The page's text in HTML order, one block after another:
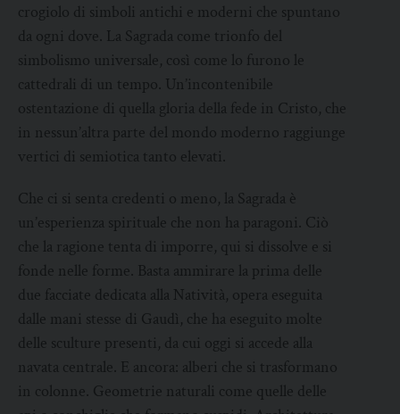
crogiolo di simboli antichi e moderni che spuntano
da ogni dove. La Sagrada come trionfo del
simbolismo universale, così come lo furono le
cattedrali di un tempo. Un’incontenibile
ostentazione di quella gloria della fede in Cristo, che
in nessun’altra parte del mondo moderno raggiunge
vertici di semiotica tanto elevati.
Che ci si senta credenti o meno, la Sagrada è
un’esperienza spirituale che non ha paragoni. Ciò
che la ragione tenta di imporre, qui si dissolve e si
fonde nelle forme. Basta ammirare la prima delle
due facciate dedicata alla Natività, opera eseguita
dalle mani stesse di Gaudì, che ha eseguito molte
delle sculture presenti, da cui oggi si accede alla
navata centrale. E ancora: alberi che si trasformano
in colonne. Geometrie naturali come quelle delle